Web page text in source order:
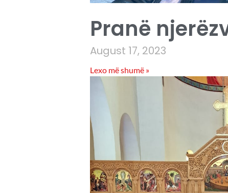
Pranë
August 17, 2023
Lexo më shumë »